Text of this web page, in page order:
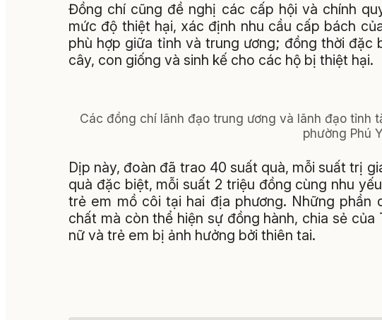
Đồng chí cũng đề nghị các cấp hội và chính
mức độ thiệt hại, xác định nhu cầu cấp bách
phù hợp giữa tỉnh và trung ương; đồng thời
cây, con giống và sinh kế cho các hộ bị thiệt hại.
Các đồng chí lãnh đạo trung ương và lãnh đạo tỉnh
phường Phú
Dịp này, đoàn đã trao 40 suất quà, mỗi suất trị
quà đặc biệt, mỗi suất 2 triệu đồng cùng nhu
trẻ em mồ côi tại hai địa phương. Những
chất mà còn thể hiện sự đồng hành, chia sẻ
nữ và trẻ em bị ảnh hưởng bởi thiên tai.